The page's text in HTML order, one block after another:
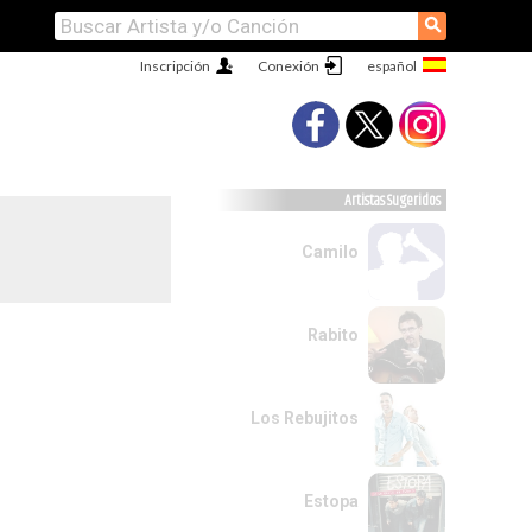
⚲
Conexión
Inscripción
Artistas Sugeridos
Camilo
Rabito
Los Rebujitos
Estopa